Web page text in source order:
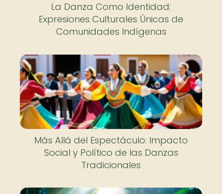
La Danza Como Identidad:
Expresiones Culturales Únicas de
Comunidades Indígenas
Más Allá del Espectáculo: Impacto
Social y Político de las Danzas
Tradicionales